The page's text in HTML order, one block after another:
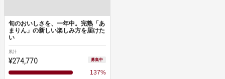
旬のおいしさを、一年中。完熟「あ
まりん」の新しい楽しみ方を届けた
い
累計
¥274,770 募集中
137%